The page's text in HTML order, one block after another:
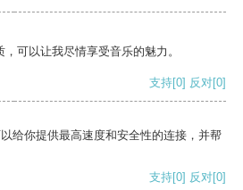
可以让我尽情享受音乐的魅力。
支持[0] 反对[0]
给你提供最高速度和安全性的连接，并帮
支持[0] 反对[0]